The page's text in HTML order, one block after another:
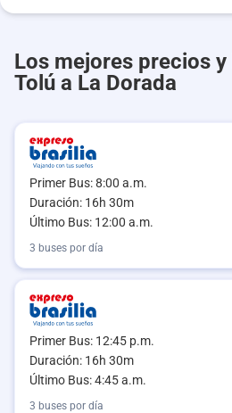
Los mejores precios
Tolú a La Dorada
Primer Bus: 8:00 a.m.
Duración: 16h 30m
Último Bus: 12:00 a.m.
3 buses por día
Primer Bus: 12:45 p.m.
Duración: 16h 30m
Último Bus: 4:45 a.m.
3 buses por día